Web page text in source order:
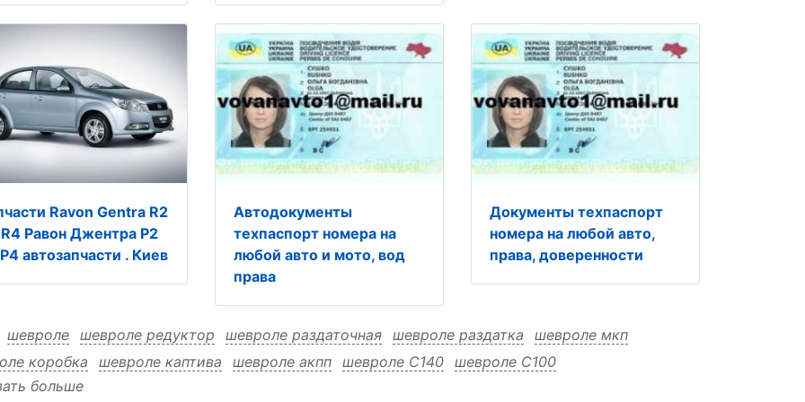
Ravon Gentra R2
Равон Джентра Р2
автозапчасти . Киев
Автодокументы
техпаспорт номера на
любой авто и мото, вод
права
Документы техпаспорт
номера на любой авто,
права, доверенности
шевроле шевроле редуктор шевроле раздаточная шевроле раздатка
шевроле мкп
коробка
шевроле каптива шевроле акпп шевроле C140 шевроле C100
C100 редуктор
больше